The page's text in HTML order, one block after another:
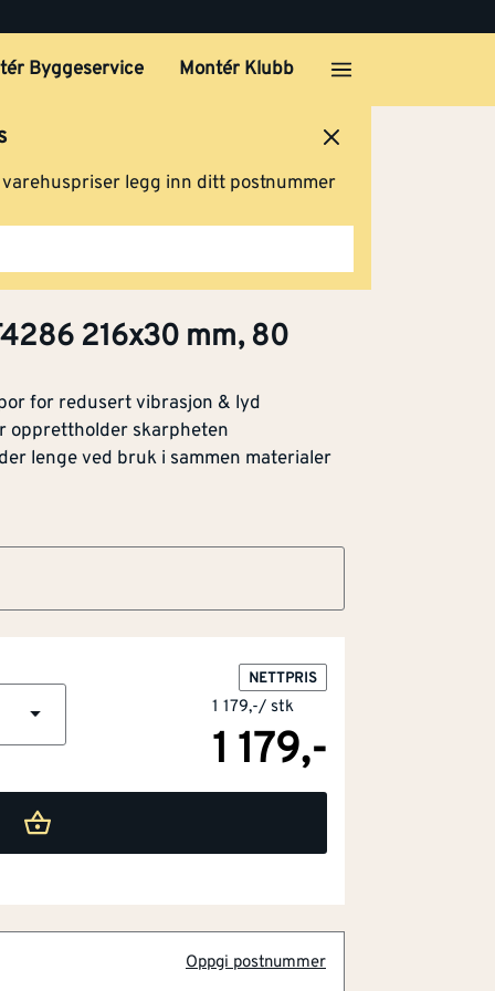
Byggeservice Montér Klubb
legg inn ditt postnummer
216x30 mm, 80
for redusert vibrasjon & lyd
opprettholder skarpheten
lenge ved bruk i sammen materialer
Klikk og hent
Klikk og hent
NETTPRIS
1 179,-/ stk
1 179,-
Oppgi postnummer